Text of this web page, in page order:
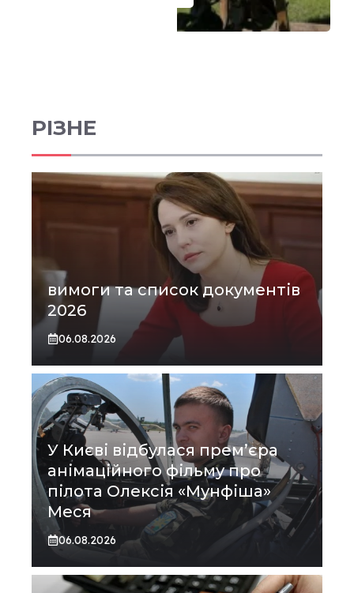
РІЗНЕ
вимоги та список документів
2026
06.08.2026
У Києві відбулася прем’єра
анімаційного фільму про
пілота Олексія «Мунфіша»
Меся
06.08.2026